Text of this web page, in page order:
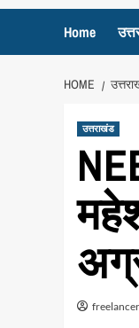
Home
HOME
उत्तराखंड